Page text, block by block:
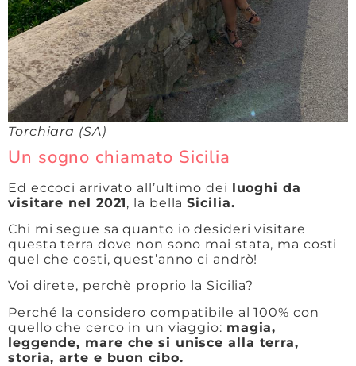
Torchiara (SA)
Un sogno chiamato Sicilia
Ed eccoci arrivato all’ultimo dei luoghi da
visitare nel 2021, la bellaSicilia.
Chi mi segue sa quanto io desideri visitare
questa terra dove non sono mai stata, ma costi
quel che costi, quest’anno ci andrò!
Voi direte, perchè proprio la Sicilia?
Perché la considero compatibile al 100% con
quello che cerco in un viaggio: magia,
leggende, mare che si unisce alla terra,
storia, arte e buon cibo.